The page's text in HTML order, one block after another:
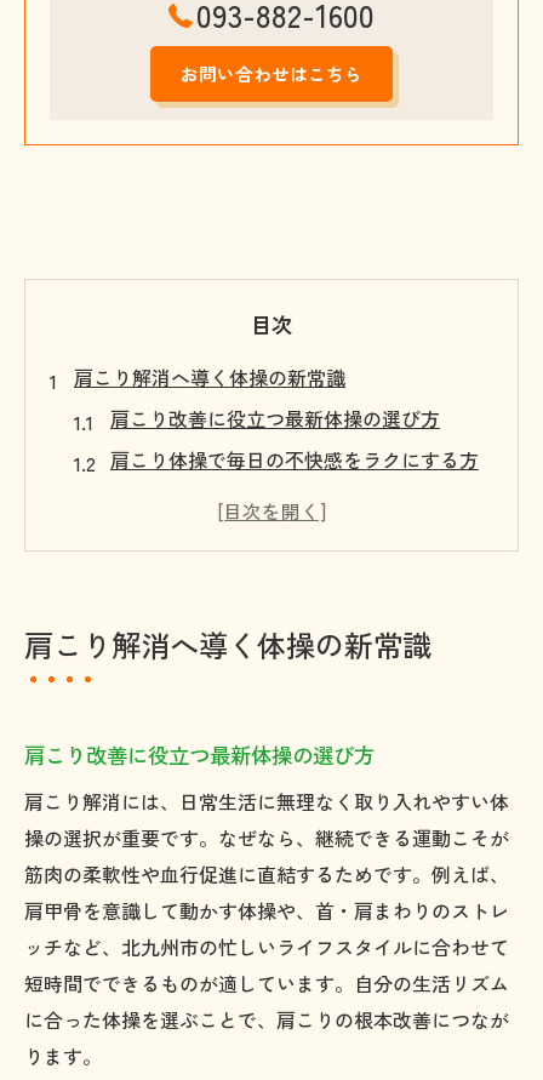
093-882-1600
お問い合わせはこちら
目次
肩こり解消へ導く体操の新常識
肩こり改善に役立つ最新体操の選び方
肩こり体操で毎日の不快感をラクにする方
肩こり予防に欠かせないストレッチのポイ
日常でできる肩こり対策を徹底解説
自宅でできる肩こり体操の実践ポイント
肩こり軽減のための生活習慣の見直し方
オフィスで活用できる肩こりストレッチ法
肩こり対策を続けるためのコツと工夫
肩こりを引き起こす姿勢の癖を正す方法
日常的な肩こり体操で快適な毎日を実現
肩甲骨まわりの柔軟性向上術とは
肩こり解消へ導く体操の新常識
肩こり改善に役立つ最新体操の選び方
肩こり解消には、日常生活に無理なく取り入れやすい体
操の選択が重要です。なぜなら、継続できる運動こそが
筋肉の柔軟性や血行促進に直結するためです。例えば、
肩甲骨を意識して動かす体操や、首・肩まわりのストレ
ッチなど、北九州市の忙しいライフスタイルに合わせて
短時間でできるものが適しています。自分の生活リズム
に合った体操を選ぶことで、肩こりの根本改善につなが
ります。